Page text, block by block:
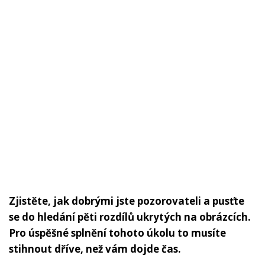
Zjistěte, jak dobrými jste pozorovateli a pusťte
se do hledání pěti rozdílů ukrytých na obrázcích.
Pro úspěšné splnění tohoto úkolu to musíte
stihnout dříve, než vám dojde čas.